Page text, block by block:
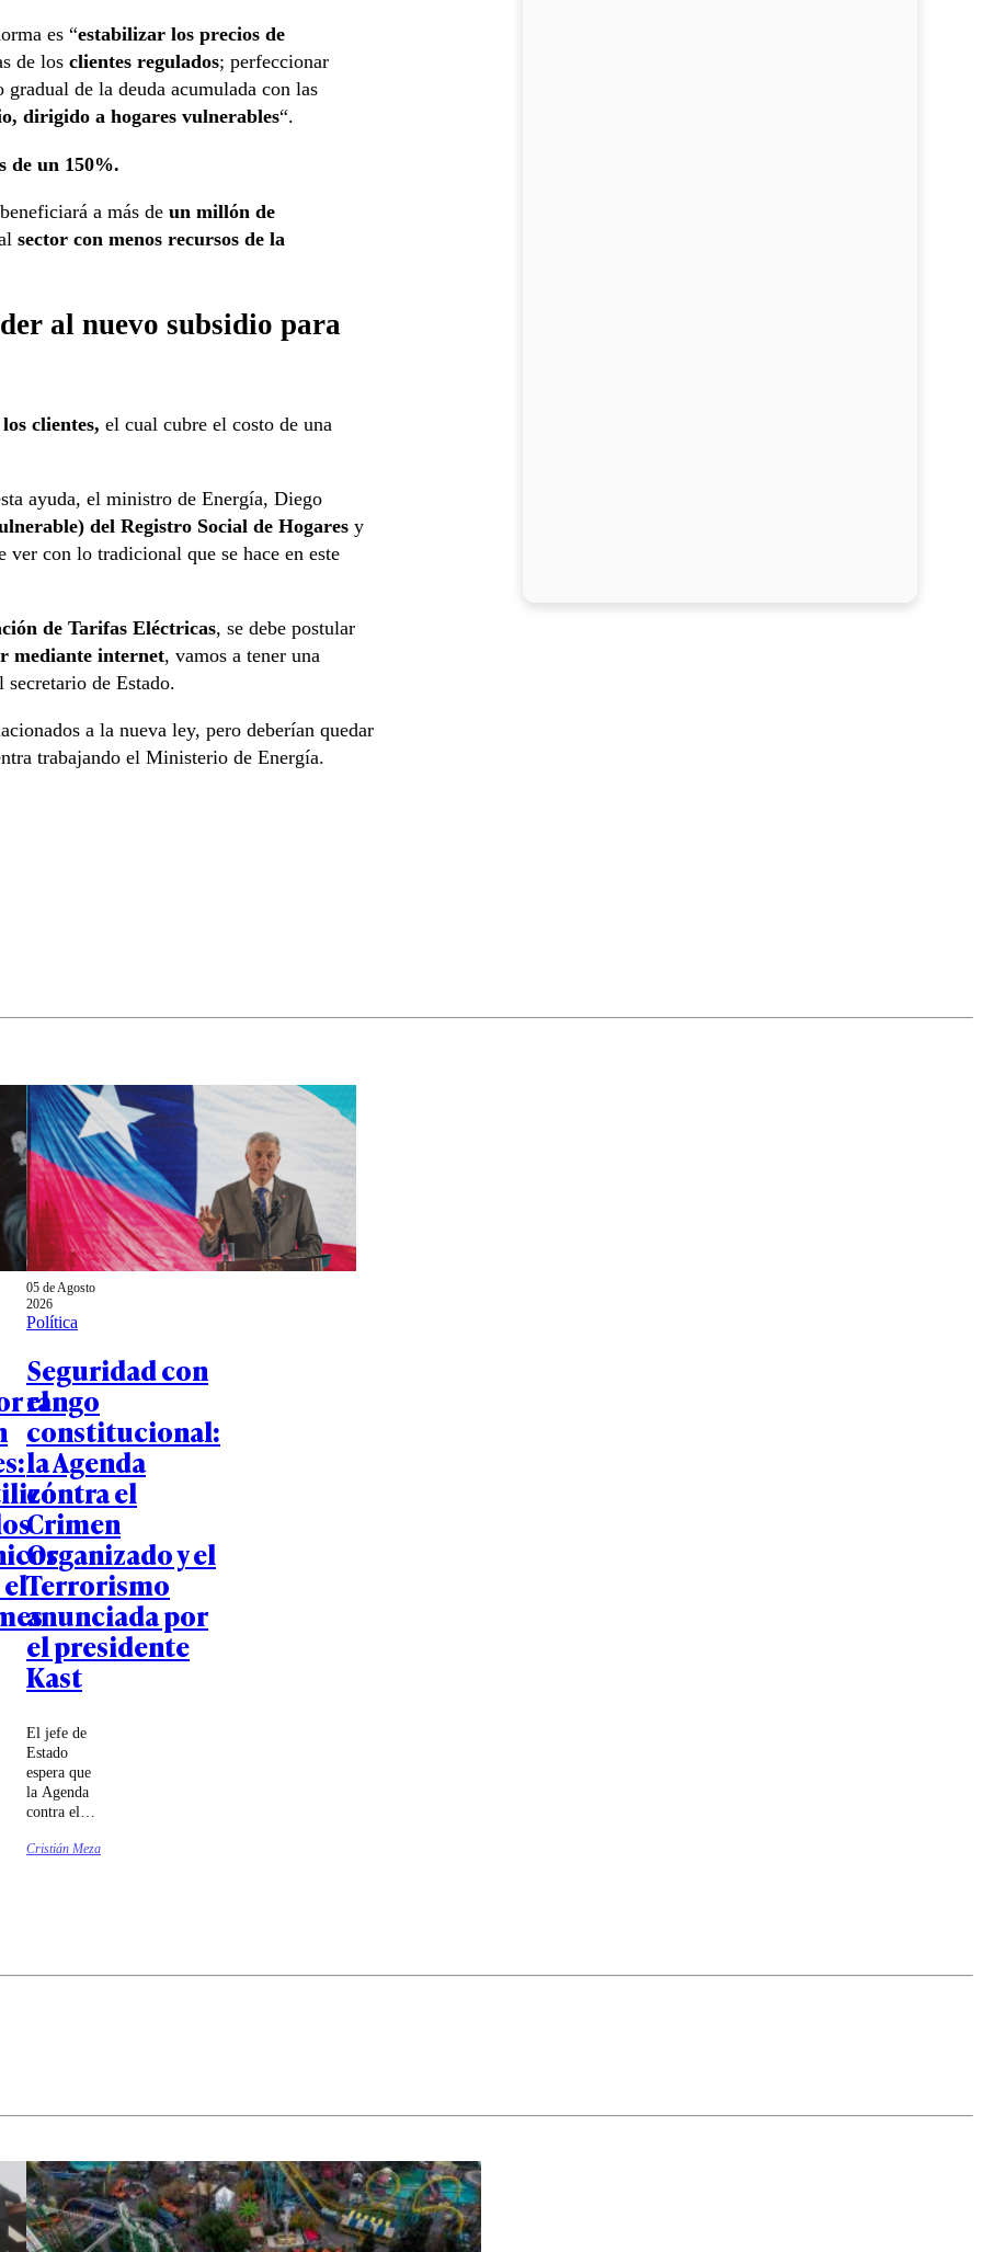
es “estabilizar los precios de
de los clientes regulados; perfeccionar
de la deuda acumulada con las
dirigido a hogares vulnerables“.
de un 150%.
a más de un millón de
sector con menos recursos de la
al nuevo subsidio para
clientes, el cual cubre el costo de una
ayuda, el ministro de Energía, Diego
del Registro Social de Hogares y
ver con lo tradicional que se hace en este
de Tarifas Eléctricas, se debe postular
mediante internet, vamos a tener una
de Estado.
a la nueva ley, pero deberían quedar
trabajando el Ministerio de Energía.
el
05 de Agosto
2026
Política
Seguridad con
rango
constitucional:
la Agenda
contra el
Crimen
Organizado y el
Terrorismo
anunciada por
el presidente
Kast
El jefe de
Estado
espera que
la Agenda
contra el
Organizado
Cristián Meza